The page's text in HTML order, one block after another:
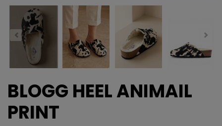
BLOGG HEEL ANIMAIL
PRINT